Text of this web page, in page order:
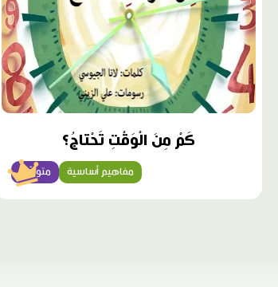
كَمْ مِنَ الْوَقْتِ تَحْتاجُ؟
متوسّط مفاهيم أساسية